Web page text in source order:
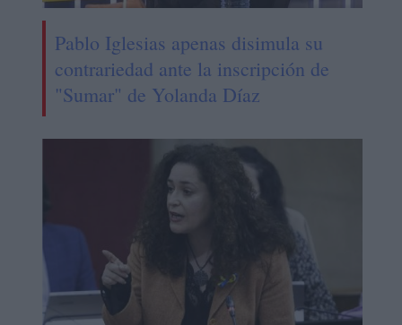
Pablo Iglesias apenas disimula su
contrariedad ante la inscripción de
"Sumar" de Yolanda Díaz